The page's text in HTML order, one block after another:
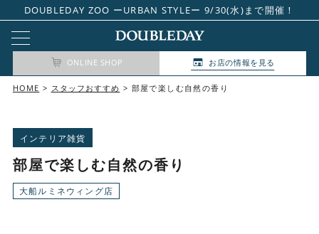
DOUBLEDAY ZOO ーURBAN STYLEー 9/30(水)まで開催！
ONLINE SHOP お店の情報を見る
HOME スタッフおすすめ 部屋で楽しむ自然の香り
インテリア雑貨
部屋で楽しむ自然の香り
大船ルミネウィング店